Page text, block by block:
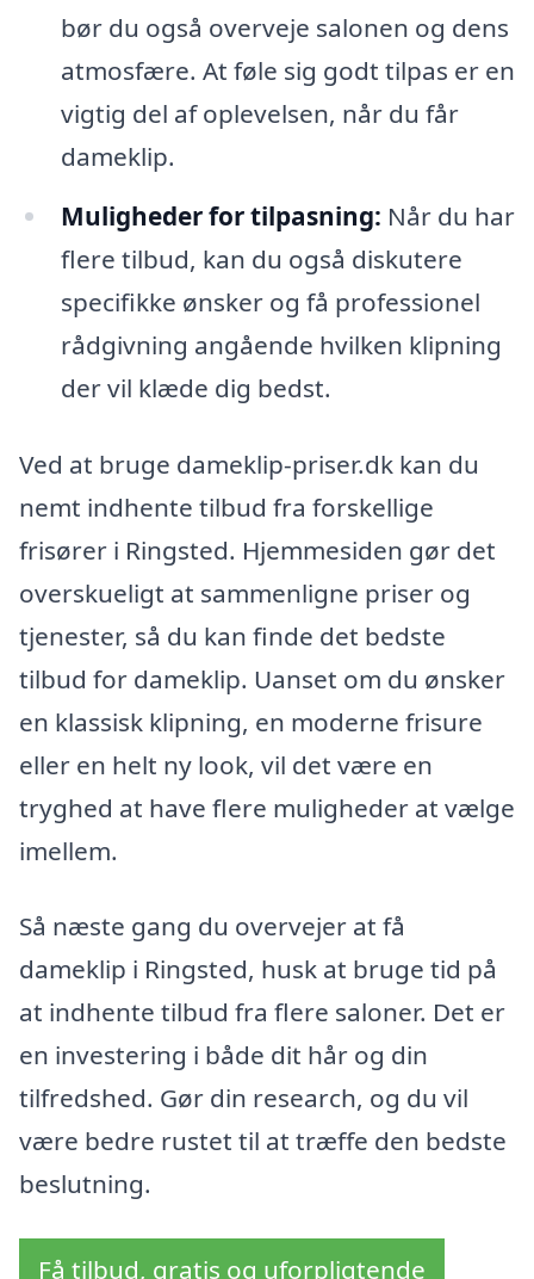
bør du også overveje salonen og dens
atmosfære. At føle sig godt tilpas er en
vigtig del af oplevelsen, når du får
dameklip.
Muligheder for tilpasning: Når du har
flere tilbud, kan du også diskutere
specifikke ønsker og få professionel
rådgivning angående hvilken klipning
der vil klæde dig bedst.
Ved at bruge dameklip-priser.dk kan du
nemt indhente tilbud fra forskellige
frisører i Ringsted. Hjemmesiden gør det
overskueligt at sammenligne priser og
tjenester, så du kan finde det bedste
tilbud for dameklip. Uanset om du ønsker
en klassisk klipning, en moderne frisure
eller en helt ny look, vil det være en
tryghed at have flere muligheder at vælge
imellem.
Så næste gang du overvejer at få
dameklip i Ringsted, husk at bruge tid på
at indhente tilbud fra flere saloner. Det er
en investering i både dit hår og din
tilfredshed. Gør din research, og du vil
være bedre rustet til at træffe den bedste
beslutning.
Få tilbud, gratis og uforpligtende